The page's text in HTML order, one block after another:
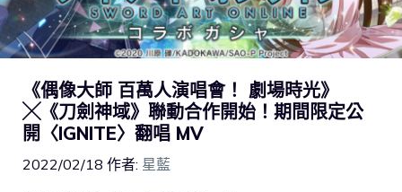
《偶像大師 百萬人演唱會！ 劇場時光》
╳《刀劍神域》聯動合作開始！期間限定公
開〈IGNITE〉翻唱 MV
2022/02/18 作者: 星藍